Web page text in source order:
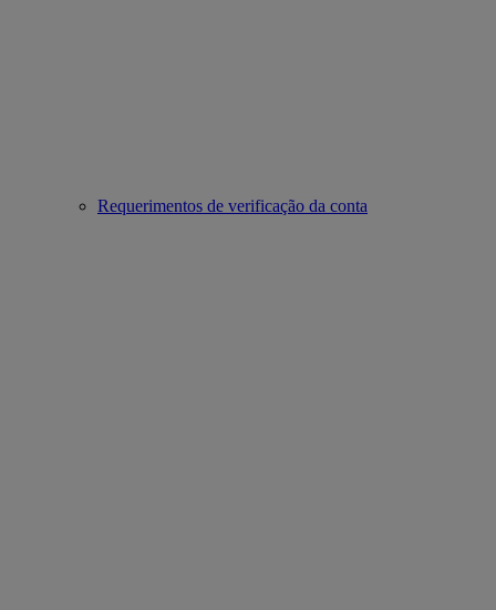
Requerimentos de verificação da conta